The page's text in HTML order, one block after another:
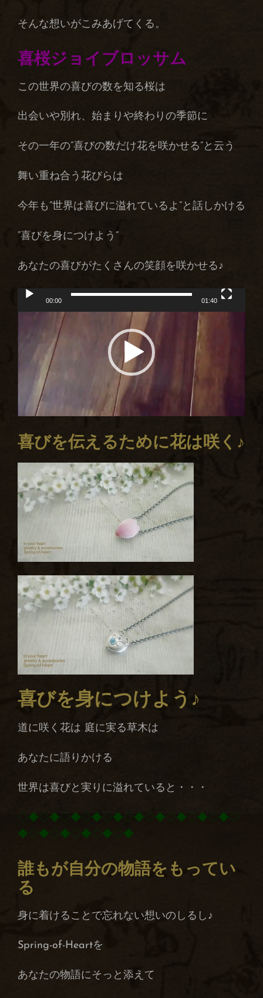
そんな想いがこみあげてくる。
喜桜ジョイブロッサム
この世界の喜びの数を知る桜は
出会いや別れ、始まりや終わりの季節に
その一年の”喜びの数だけ花を咲かせる”と云う
舞い重ね合う花びらは
今年も”世界は喜びに溢れているよ”と話しかける
”喜びを身につけよう”
あなたの喜びがたくさんの笑顔を咲かせる♪
動
画
00:00 01:40
喜びを伝えるために花は咲く♪
喜びを身につけよう♪
道に咲く花は 庭に実る草木は
あなたに語りかける
世界は喜びと実りに溢れていると・・・
◇◆◇◆◇◆◇◆◇◆◇◆◇◆◇◆◇◆◇◆◇
◆◇◆◇◆◇◆◇◆◇◆
誰もが自分の物語をもってい
る
身に着けることで忘れない想いのしるし♪
Spring-of-Heartを
あなたの物語にそっと添えて